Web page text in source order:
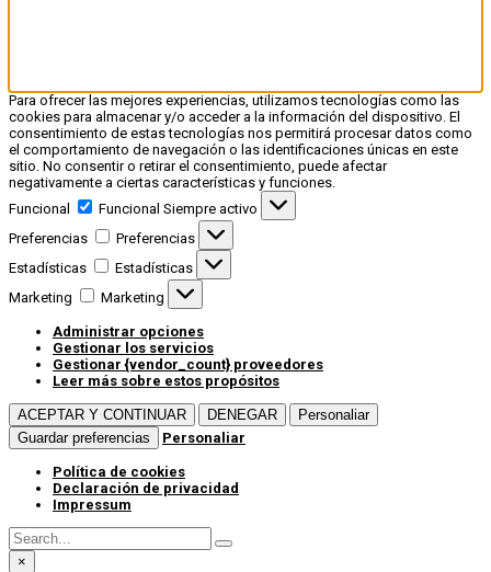
Para ofrecer las mejores experiencias, utilizamos tecnologías como las
cookies para almacenar y/o acceder a la información del dispositivo. El
consentimiento de estas tecnologías nos permitirá procesar datos como
el comportamiento de navegación o las identificaciones únicas en este
sitio. No consentir o retirar el consentimiento, puede afectar
negativamente a ciertas características y funciones.
Funcional
Funcional Siempre activo
Preferencias
Preferencias
Estadísticas
Estadísticas
Marketing
Marketing
Administrar opciones
Gestionar los servicios
Gestionar {vendor_count} proveedores
Leer más sobre estos propósitos
ACEPTAR Y CONTINUAR DENEGAR
Personaliar
Guardar preferencias
Personaliar
Política de cookies
Declaración de privacidad
Impressum
×